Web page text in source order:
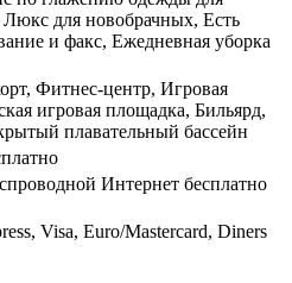
Люкс для новобрачных, Есть
и факс, Ежедневная уборка
Фитнес-центр, Игровая
игровая площадка, Бильярд,
плавательный бассейн
Интернет бесплатно
Visa, Euro/Mastercard, Diners